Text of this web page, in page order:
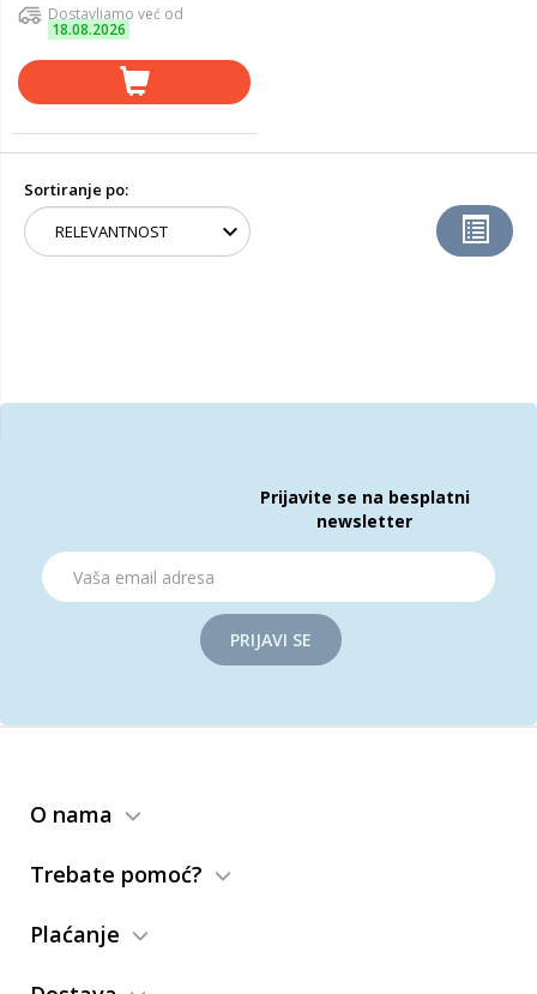
Dostavljamo već od
18.08.2026
Sortiranje po:
Prijavite se na besplatni
newsletter
PRIJAVI SE
O nama
Trebate pomoć?
Plaćanje